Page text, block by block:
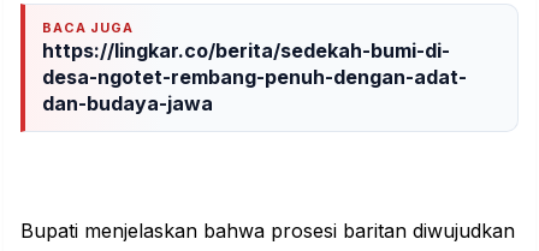
BACA JUGA
https://lingkar.co/berita/sedekah-bumi-di-
desa-ngotet-rembang-penuh-dengan-adat-
dan-budaya-jawa
Bupati menjelaskan bahwa prosesi baritan diwujudkan